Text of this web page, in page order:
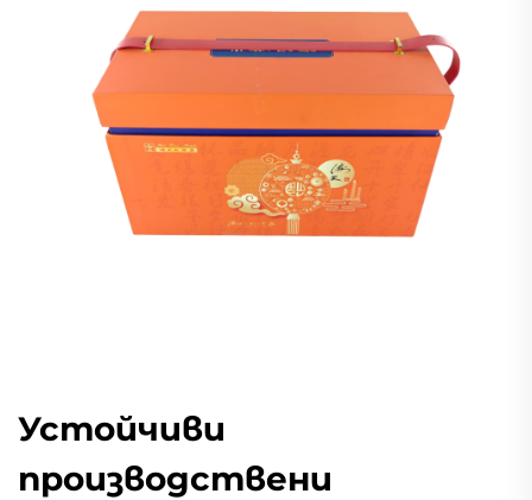
Устойчиви
производствени